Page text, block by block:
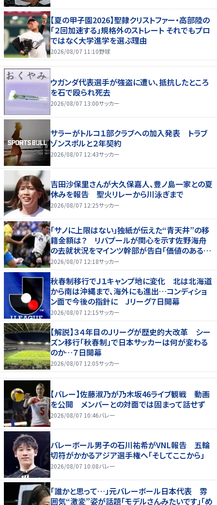
【夏の甲子園2026】聖隷クリストファー・高部陸の
「２回加速する」規格外のストレート それでもプロ
ではなく大学進学を選ぶ理由
2026/08/07 11:10野球
ウガンダ代表選手が強盗に遭い、抵抗したところ
を石で殴られ死去
2026/08/07 13:00サッカー
サラーがトルコ１部クラブへの加入発表 トラブ
ゾンスポルと２年契約
2026/08/07 12:43サッカー
吉田沙保里さんが大久保嘉人、豊ノ島一家との夏
休みを報告 聖火リレーから川泳ぎまで
2026/08/07 12:25サッカー
「サノに上限はない」独紙が伝えた“青天井”の移
籍金額は？ リバプールが関心を示す佐野海舟
の去就状況をマインツ幹部が告白「価値のあるも
のになる」
2026/08/07 12:18サッカー
秋春制移行でＪ１キャンプ地に変化 北は北海道
から南は沖縄まで、海外にも進出…コンディショ
ン面で今後の指針に Jリーグ７日開幕
2026/08/07 12:15サッカー
【解説】３４年目のＪリーグが歴史的大改革 シー
ズン移行「秋春制」で日本サッカーは何が変わる
のか…７日開幕
2026/08/07 12:05サッカー
【バレー】佐藤淑乃が乃木坂46ライブ観戦 動画
を公開 メンバーとの対面では固まって話せず
2026/08/07 10:46バレー
バレーボール男子の石川祐希がVNL報告 五輪
切符がかかるアジア選手権へ「そしてここから」
2026/08/07 10:08バレー
「誰かと思って…」元バレーボール日本代表 雰
囲気“激変”姿が話題「モデルさんみたいです」「め